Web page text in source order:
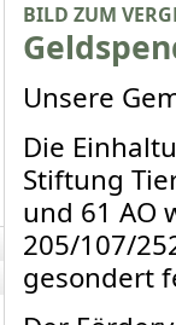
BILD ZUM
Unsere
Die
Stiftung
und 61 AO
205/107/
gesondert